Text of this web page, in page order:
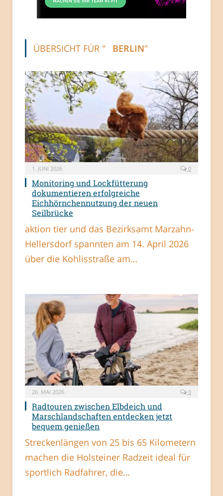
ÜBERSICHT FÜR " BERLIN"
1. JUNI 2026 0
Monitoring und Lockfütterung
dokumentieren erfolgreiche
Eichhörnchennutzung der neuen
Seilbrücke
aktion tier und das Bezirksamt Marzahn-
Hellersdorf spannten am 14. April 2026
über die Kohlisstraße am…
26. MAI 2026 0
Radtouren zwischen Elbdeich und
Marschlandschaften entdecken jetzt
bequem genießen
Streckenlängen von 25 bis 65 Kilometern
machen die Holsteiner Radzeit ideal für
sportlich Radfahrer, die…